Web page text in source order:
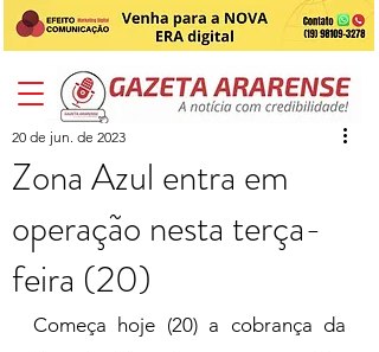
Zona Azul entra em
operação nesta terça-
feira (20)
20 de jun. de 2023
Começa hoje (20) a cobrança da